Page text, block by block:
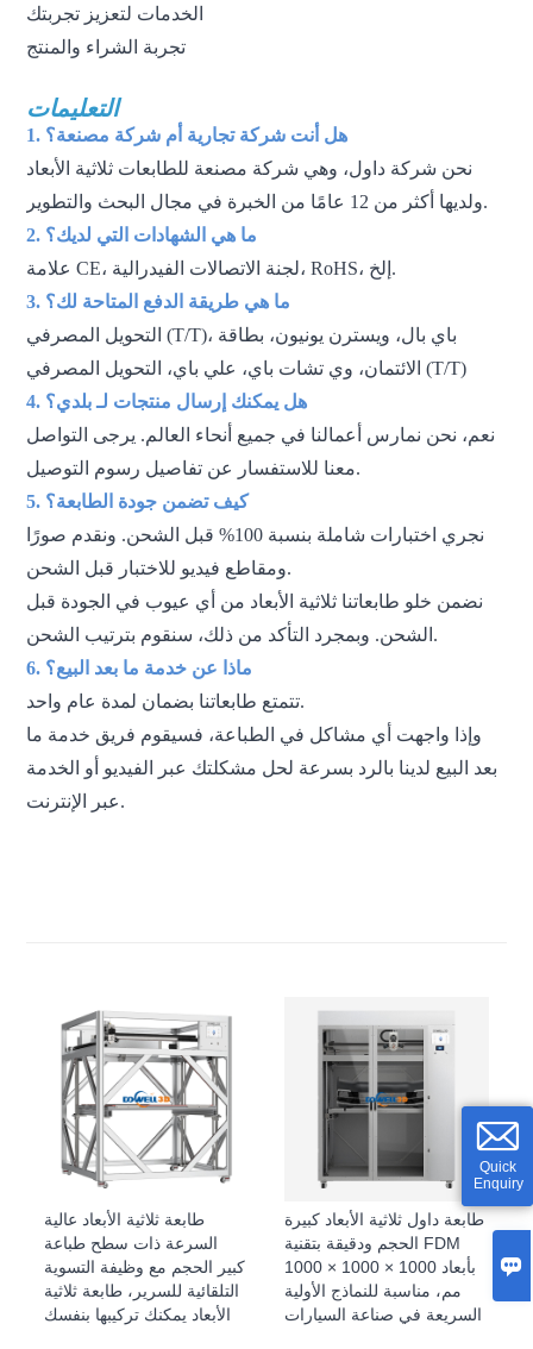

Quick
Enquiry
تجربة الشراء والمنتج
التعليمات
1. هل أنت شركة تجارية أم شركة مصنعة؟
نحن شركة داول، وهي شركة مصنعة للطابعات ثلاثية الأبعاد
ولديها أكثر من 12 عامًا من الخبرة في مجال البحث والتطوير.
2. ما هي الشهادات التي لديك؟
علامة CE، لجنة الاتصالات الفيدرالية، RoHS، إلخ.
3. ما هي طريقة الدفع المتاحة لك؟
التحويل المصرفي (T/T)، باي بال، ويسترن يونيون، بطاقة
الائتمان، وي تشات باي، علي باي، التحويل المصرفي (T/T)
4. هل يمكنك إرسال منتجات لـبلدي؟
نعم، نحن نمارس أعمالنا في جميع أنحاء العالم. يرجى التواصل
معنا للاستفسار عن تفاصيل رسوم التوصيل.
5. كيف تضمن جودة الطابعة؟
نجري اختبارات شاملة بنسبة 100% قبل الشحن. ونقدم صورًا
ومقاطع فيديو للاختبار قبل الشحن.
نضمن خلو طابعاتنا ثلاثية الأبعاد من أي عيوب في الجودة قبل
الشحن. وبمجرد التأكد من ذلك، سنقوم بترتيب الشحن.
6. ماذا عن خدمة ما بعد البيع؟
تتمتع طابعاتنا بضمان لمدة عام واحد.
وإذا واجهت أي مشاكل في الطباعة، فسيقوم فريق خدمة ما
بعد البيع لدينا بالرد بسرعة لحل مشكلتك عبر الفيديو أو الخدمة
عبر الإنترنت.
طابعة ثلاثية الأبعاد عالية
السرعة ذات سطح طباعة
كبير الحجم مع وظيفة التسوية
التلقائية للسرير، طابعة ثلاثية
الأبعاد يمكنك تركيبها بنفسك
طابعة داول ثلاثية الأبعاد كبيرة
الحجم ودقيقة بتقنية FDM
بأبعاد 1000 × 1000 × 1000
مم، مناسبة للنماذج الأولية
السريعة في صناعة السيارات